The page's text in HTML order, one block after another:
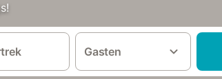
Gasten